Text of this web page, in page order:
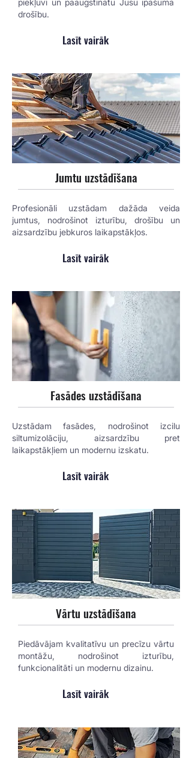
piekļuvi un paaugstinātu Jūsu īpašuma
drošību.
Lasīt vairāk
Jumtu uzstādīšana
Profesionāli uzstādam dažāda veida
jumtus, nodrošinot izturību, drošību un
aizsardzību jebkuros laikapstākļos.
Lasīt vairāk
Fasādes uzstādīšana
Uzstādam fasādes, nodrošinot izcilu
siltumizolāciju, aizsardzību pret
laikapstākļiem un modernu izskatu.
Lasīt vairāk
Vārtu uzstādīšana
Piedāvājam kvalitatīvu un precīzu vārtu
montāžu, nodrošinot izturību,
funkcionalitāti un modernu dizainu.
Lasīt vairāk